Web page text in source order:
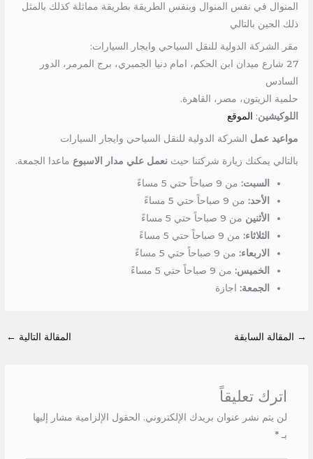
المنوال في نفس المنوال وبنفس الطريقة بطريقة مماثلة كذلك بالمثل
ذلك الحين بالتالي
مقر الشركة الدولية للنقل السياحي وايجار السيارات:
27 شارع ميدان ابن الحكم، امام دنيا الجمبري، برج المرمر، الدور
السادس
حلمية الزيتون، مصر، القاهرة.
اللوكيشين: الموقع
مواعيد عمل الشركة الدولية للنقل السياحي وايجار السيارات
بالتالي يمكنك زيارة شركتنا حيثنعمل علي مدار الاسبوع ماعدا الجمعة.
السبت: من 9 صباحاً حتي 5 مساءً
الأحد: من 9 صباحاً حتي 5 مساءً
الأثنين من 9 صباحاً حتي 5 مساءً
الثلاثاء: من 9 صباحاً حتي 5 مساءً
الاربعاء: من 9 صباحاً حتي 5 مساءً
الخميس: من 9 صباحاً حتي 5 مساءً
الجمعة: اجازة
→ المقالة السابقة المقالة التالية ←
اترك تعليقاً
لن يتم نشر عنوان بريدك الإلكتروني. الحقول الإلزامية مشار إليها
بـ *